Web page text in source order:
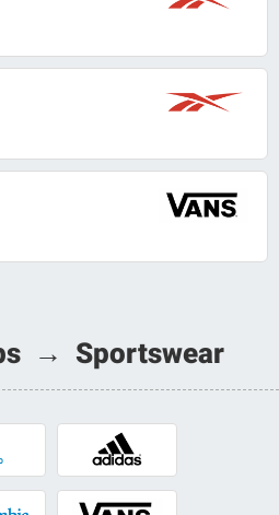
→ Sportswear